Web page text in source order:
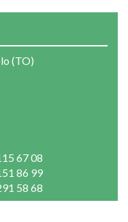
(TO)
67 08
86 99
58 68